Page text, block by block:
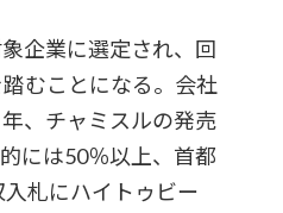
企業に選定され、回
むことになる。会社
、チャミスルの発売
には50％以上、首都
札にハイトゥビー